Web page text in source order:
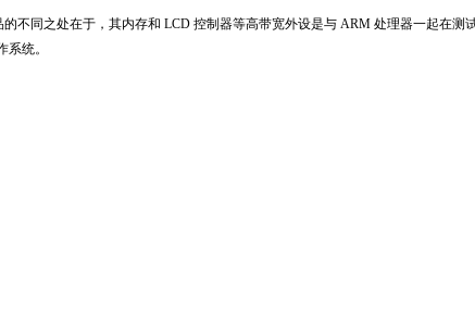
的不同之处在于，其内存和 LCD 控制器等高带宽外设是与 ARM 处理器一起在
统。